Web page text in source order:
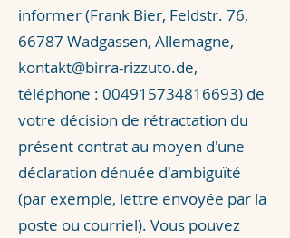
informer (Frank Bier, Feldstr. 76,
66787 Wadgassen, Allemagne,
kontakt@birra-rizzuto.de,
téléphone : 004915734816693) de
votre décision de rétractation du
présent contrat au moyen d'une
déclaration dénuée d'ambiguïté
(par exemple, lettre envoyée par la
poste ou courriel). Vous pouvez